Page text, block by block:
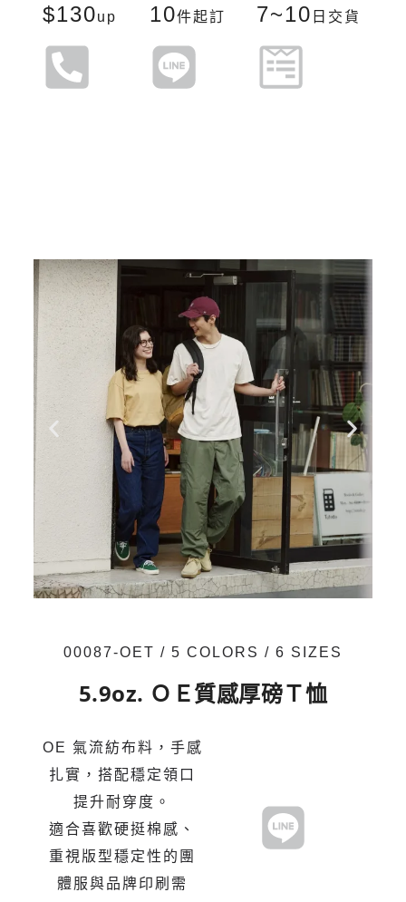
$130up 10件起訂 7~10 日交貨
00087-OET / 5 COLORS / 6 SIZES
5.9oz. ＯＥ質感厚磅Ｔ恤
OE 氣流紡布料，手感
扎實，搭配穩定領口
提升耐穿度。
適合喜歡硬挺棉感、
重視版型穩定性的團
體服與品牌印刷需